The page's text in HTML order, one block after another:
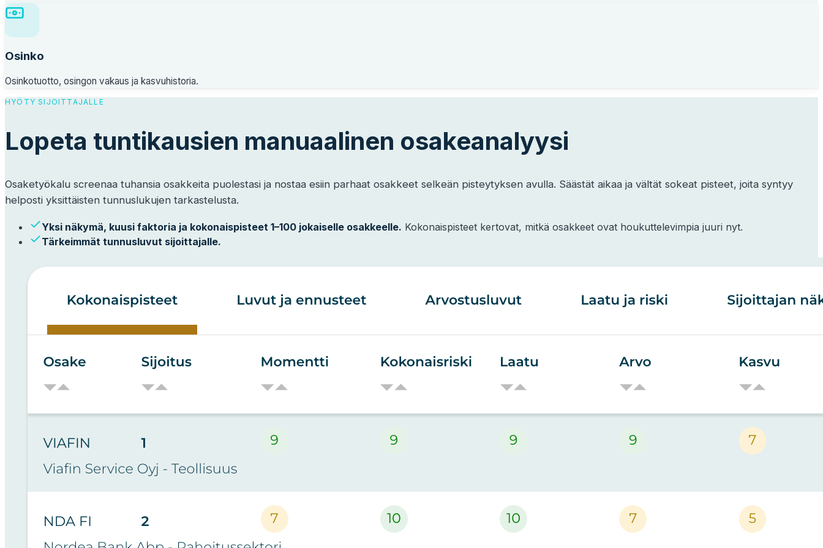
Osinko
Osinkotuotto, osingon vakaus ja kasvuhistoria.
HYÖTY SIJOITTAJALLE
Lopeta tuntikausien manuaalinen osakeanalyysi
Osaketyökalu screenaa tuhansia osakkeita puolestasi ja nostaa esiin parhaat osakkeet selkeän pisteytyksen avulla. Säästät aikaa ja vältät sokeat pisteet, joita syntyy
helposti yksittäisten tunnuslukujen tarkastelusta.
Yksi näkymä, kuusi faktoria ja kokonaispisteet 1–100 jokaiselle osakkeelle. Kokonaispisteet kertovat, mitkä osakkeet ovat houkuttelevimpia juuri nyt.
Tärkeimmät tunnusluvut sijoittajalle.